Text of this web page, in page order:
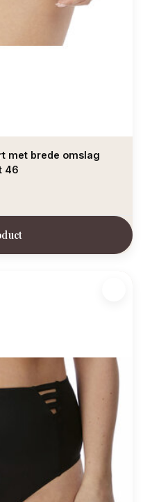
met brede omslag
46